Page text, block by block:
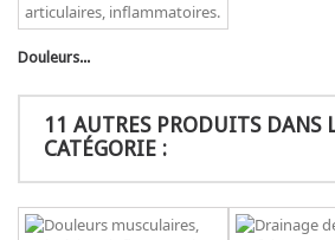
Douleurs...
11 AUTRES PRODUITS DANS
CATÉGORIE :